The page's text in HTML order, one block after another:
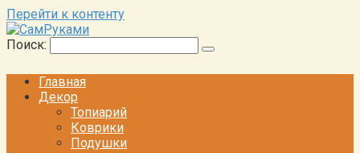
Перейти к контенту
Поиск:
Главная
Декор
Топиарий
Коврики
Подушки